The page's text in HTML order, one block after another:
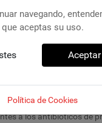
pacientes con
de primera elección
fosfomicina-
sulfametoxazol) o
de los patrones de
antibiótico de un
agudos causados
a los antibióticos de
navegando,
que aceptas su uso.
Aceptar
Política de Cookies